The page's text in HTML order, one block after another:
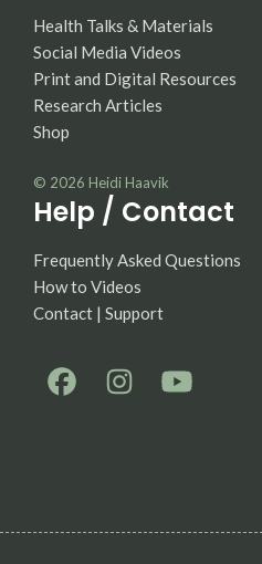
Health Talks & Materials
Social Media Videos
Print and Digital Resources
Research Articles
Shop
© 2026 Heidi Haavik
Help / Contact
Frequently Asked Questions
How to Videos
Contact | Support